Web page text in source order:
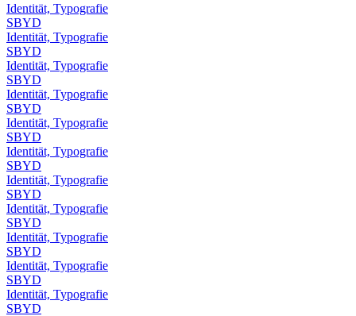
Identität, Typografie
SBYD
Identität, Typografie
SBYD
Identität, Typografie
SBYD
Identität, Typografie
SBYD
Identität, Typografie
SBYD
Identität, Typografie
SBYD
Identität, Typografie
SBYD
Identität, Typografie
SBYD
Identität, Typografie
SBYD
Identität, Typografie
SBYD
Identität, Typografie
SBYD